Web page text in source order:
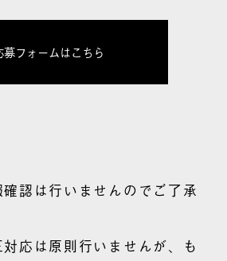
募フォームはこちら
確認は行いませんのでご了承
対応は原則行いませんが、も